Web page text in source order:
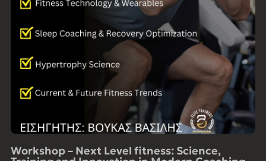
Workshop – Next Level fitness: Science,